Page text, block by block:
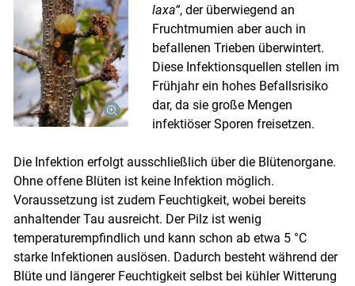
laxa“, der überwiegend an
Fruchtmumien aber auch in
befallenen Trieben überwintert.
Diese Infektionsquellen stellen im
Frühjahr ein hohes Befallsrisiko
dar, da sie große Mengen
infektiöser Sporen freisetzen.
Die Infektion erfolgt ausschließlich über die Blütenorgane.
Ohne offene Blüten ist keine Infektion möglich.
Voraussetzung ist zudem Feuchtigkeit, wobei bereits
anhaltender Tau ausreicht. Der Pilz ist wenig
temperaturempfindlich und kann schon ab etwa 5 °C
starke Infektionen auslösen. Dadurch besteht während der
Blüte und längerer Feuchtigkeit selbst bei kühler Witterung